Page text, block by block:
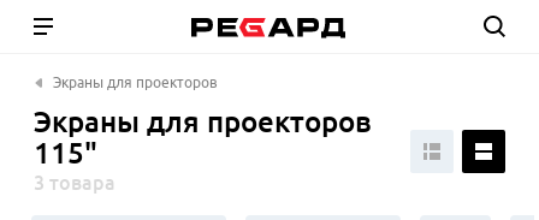
Экраны для проекторов
Экраны для проекторов
115"
3 товара